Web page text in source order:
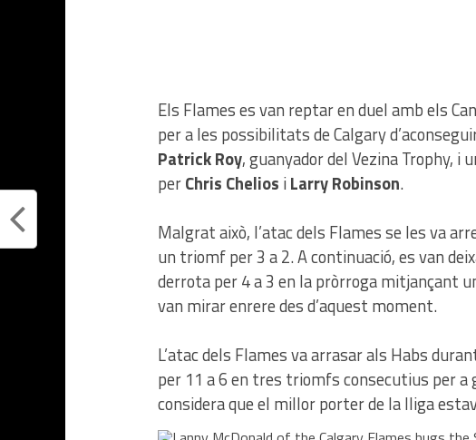
Els Flames es van reptar en duel amb els
per a les possibilitats de Calgary
Patrick Roy, guanyador del Vezina Trophy,
perChris Chelios iLarry Robinson.
Malgrat això, l’atac dels Flames se les va
un triomf per 3 a 2. A continuació, es van
derrota per 4 a 3 en la pròrroga mitjançant
van mirar enrere des d’aquest moment.
L’atac dels Flames va arrasar als Habs
per 11 a 6 en tres triomfs consecutius per
considera que el millor porter de la lliga